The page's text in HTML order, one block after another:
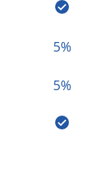
5%
5%